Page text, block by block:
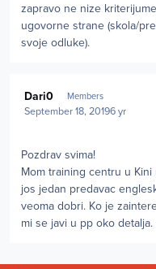
zapravo ne nize
ugovorne strane (skola/
svoje odluke).
Dari0 Members
September 18, 20196 yr
Pozdrav svima!
Mom training centru u
jos jedan predavac
veoma dobri. Ko je
mi se javi u pp oko detalja.